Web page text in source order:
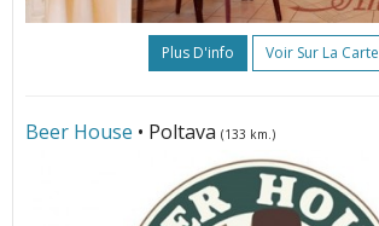
Plus D'info Voir Sur La Carte
Beer House • Poltava (133 km.)